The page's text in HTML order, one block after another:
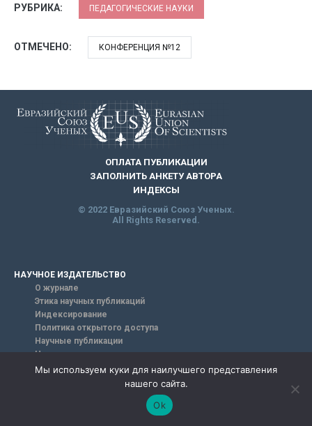
РУБРИКА: ПЕДАГОГИЧЕСКИЕ НАУКИ
ОТМЕЧЕНО: КОНФЕРЕНЦИЯ №12
ОПЛАТА ПУБЛИКАЦИИ
ЗАПОЛНИТЬ АНКЕТУ АВТОРА
ИНДЕКСЫ
© 2022 Евразийский Союз Ученых.
All Rights Reserved.
НАУЧНОЕ ИЗДАТЕЛЬСТВО
О журнале
Этика научных публикаций
Индексирование
Политика открытого доступа
Научные публикации
Научные направления журнала
Редакционная коллегия
ПУБЛИКАЦИЯ В ЖУРНАЛЕ
Мы используем куки для наилучшего представления
нашего сайта.
Ok